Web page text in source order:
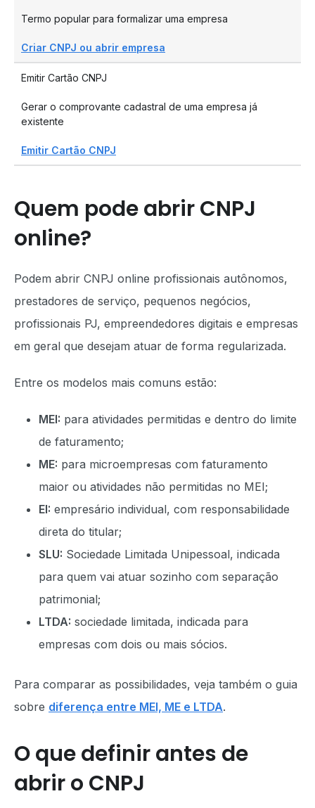
Termo popular para formalizar uma empresa
Criar CNPJ ou abrir empresa
Emitir Cartão CNPJ
Gerar o comprovante cadastral de uma empresa já
existente
Emitir Cartão CNPJ
Quem pode abrir CNPJ
online?
Podem abrir CNPJ online profissionais autônomos,
prestadores de serviço, pequenos negócios,
profissionais PJ, empreendedores digitais e empresas
em geral que desejam atuar de forma regularizada.
Entre os modelos mais comuns estão:
MEI: para atividades permitidas e dentro do limite
de faturamento;
ME: para microempresas com faturamento
maior ou atividades não permitidas no MEI;
EI: empresário individual, com responsabilidade
direta do titular;
SLU: Sociedade Limitada Unipessoal, indicada
para quem vai atuar sozinho com separação
patrimonial;
LTDA: sociedade limitada, indicada para
empresas com dois ou mais sócios.
Para comparar as possibilidades, veja também o guia
sobre diferença entre MEI, ME e LTDA.
O que definir antes de
abrir o CNPJ